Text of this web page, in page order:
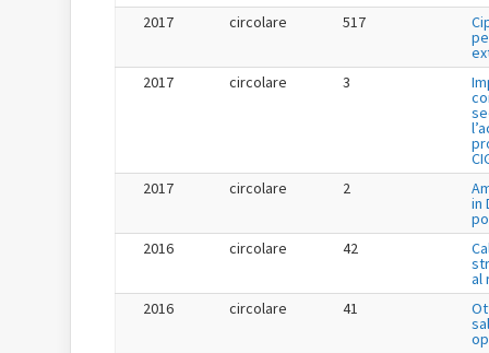
2017
circolare 517
2017
circolare 3
2017
circolare 2
in
2016
circolare 42
al
2016
circolare 41